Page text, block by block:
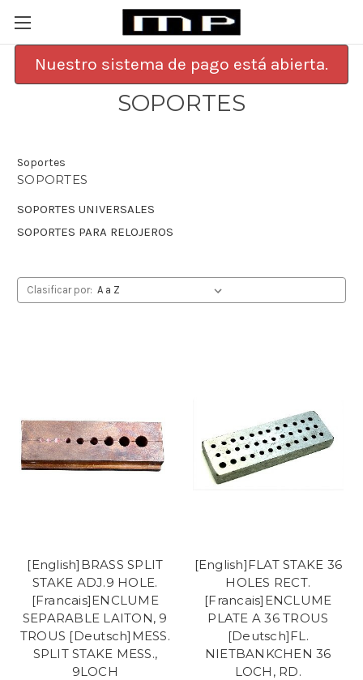
Nuestro sistema de pago está abierta.
SOPORTES
Soportes
SOPORTES
SOPORTES UNIVERSALES
SOPORTES PARA RELOJEROS
Clasificar por:
[English]BRASS SPLIT
STAKE ADJ.9 HOLE.
[Francais]ENCLUME
SEPARABLE LAITON, 9
TROUS [Deutsch]MESS.
SPLIT STAKE MESS.,
9LOCH
[English]FLAT STAKE 36
HOLES RECT.
[Francais]ENCLUME
PLATE A 36 TROUS
[Deutsch]FL.
NIETBANKCHEN 36
LOCH, RD.